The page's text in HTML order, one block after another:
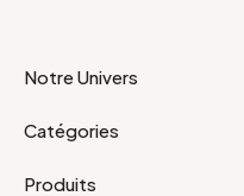
Notre Univers
Catégories
Produits